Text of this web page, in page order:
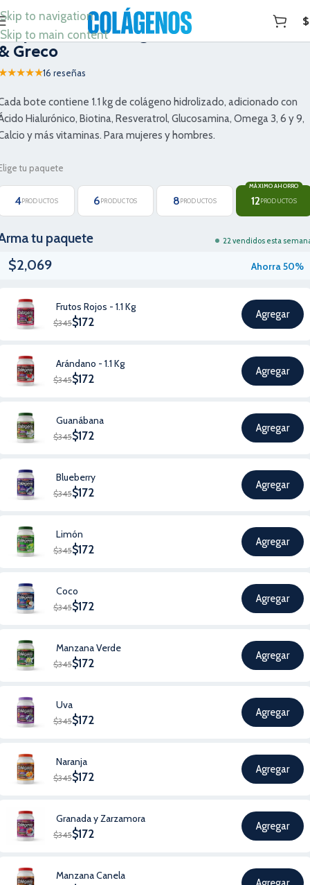
Skip to navigation
Skip to main content
$
de 12 Colágenos Hidrolizados Fer
Greco
16 reseñas
bote contiene 1.1 kg de colágeno hidrolizado, adicionado con
Hialurónico, Biotina, Resveratrol, Glucosamina, Omega 3, 6 y 9,
y más vitaminas. Para mujeres y hombres.
tu paquete
4PRODUCTOS 6PRODUCTOS 8PRODUCTOS
MÁXIMO AHORRO
12PRODUCTOS
tu paquete 22 vendidos esta
$2,069 Ahorra 50%
Frutos Rojos - 1.1 Kg
$345$172
Agregar
Arándano - 1.1 Kg
$345$172
Agregar
Guanábana
$345$172
Agregar
Blueberry
$345$172
Agregar
Limón
$345$172
Agregar
Coco
$345$172
Agregar
Manzana Verde
$345$172
Agregar
Uva
$345$172
Agregar
Naranja
$345$172
Agregar
Granada y Zarzamora
$345$172
Agregar
Manzana Canela